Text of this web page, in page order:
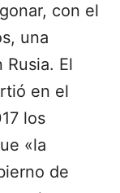
con el
una
El
en el
los
«la
de